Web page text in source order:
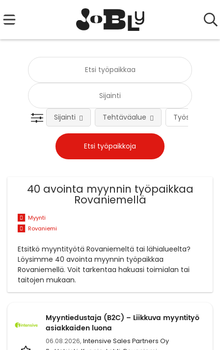
Työsuhteen
Sijainti Tehtäväalue
40 avointa myynnin työpaikkaa
Rovaniemellä
Myynti
Rovaniemi
Etsitkö myyntityötä Rovaniemeltä tai lähialueelta?
Löysimme 40 avointa myynnin työpaikkaa
Rovaniemellä. Voit tarkentaa hakuasi toimialan tai
taitojen mukaan.
Myyntiedustaja (B2C) – Liikkuva myyntityö
asiakkaiden luona
06.08.2026, Intensive Sales Partners Oy